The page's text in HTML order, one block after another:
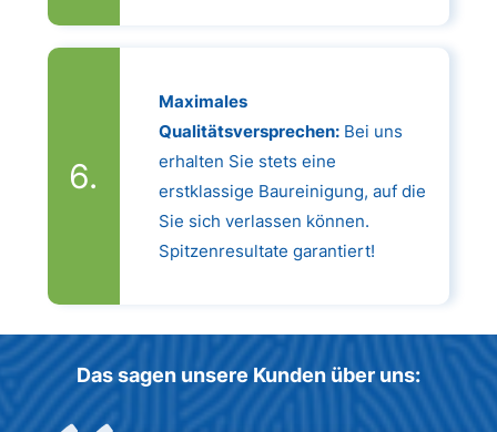
Maximales
Qualitätsversprechen:Bei uns
erhalten Sie stets eine
erstklassige Baureinigung, auf die
Sie sich verlassen können.
Spitzenresultate garantiert!
Das sagen unsere Kunden über uns: